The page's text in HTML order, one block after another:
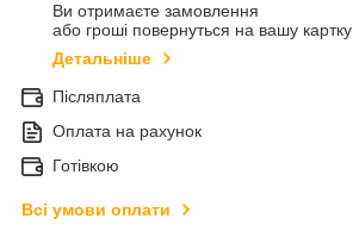
Ви отримаєте замовлення
або гроші повернуться на вашу картку
Детальніше
Післяплата
Оплата на рахунок
Готівкою
Всі умови оплати